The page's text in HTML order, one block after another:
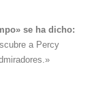
se ha dicho:
a Percy